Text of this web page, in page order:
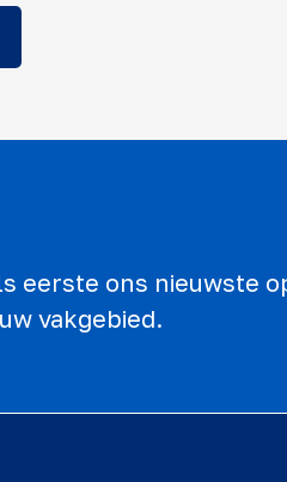
eerste ons nieuwste
vakgebied.